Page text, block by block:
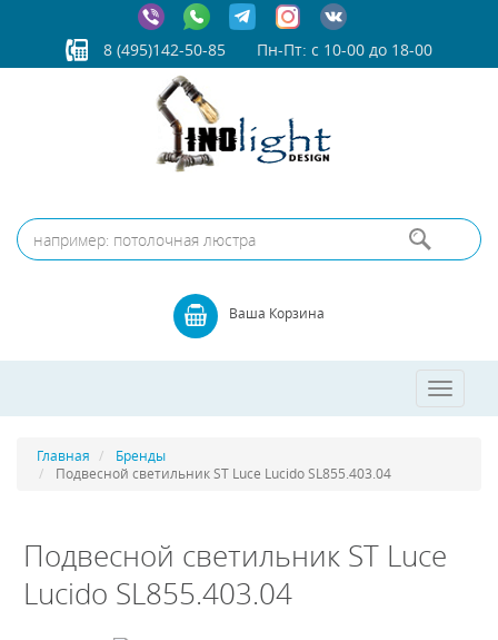
8 (495)142-50-85 Пн-Пт: с 10-00 до 18-00
Ваша Корзина
Toggle
Главная
Бренды
Подвесной светильник ST Luce Lucido SL855.403.04
Подвесной светильник ST Luce
Lucido SL855.403.04